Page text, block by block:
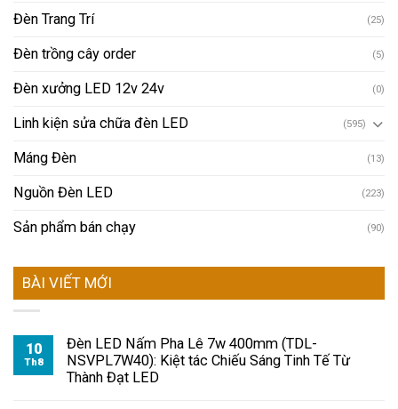
Đèn Trang Trí (25)
Đèn trồng cây order (5)
Đèn xưởng LED 12v 24v (0)
Linh kiện sửa chữa đèn LED (595)
Máng Đèn (13)
Nguồn Đèn LED (223)
Sản phẩm bán chạy (90)
BÀI VIẾT MỚI
10
Th8
Đèn LED Nấm Pha Lê 7w 400mm (TDL-
NSVPL7W40): Kiệt tác Chiếu Sáng Tinh Tế Từ
Thành Đạt LED